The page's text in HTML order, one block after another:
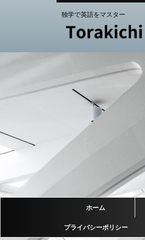
独学で英語をマスター
ホーム
プライバシーポリシー